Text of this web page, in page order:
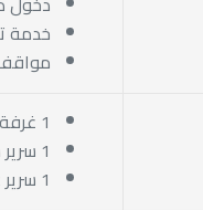
خدمة
1 غرفة نوم
1 سرير ماستر
1 سرير عادي